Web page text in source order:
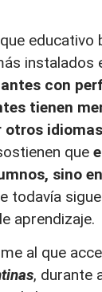
educativo
instalados
con
tienen
otros idiomas
que
sino
todavía
aprendizaje.
al que
, durante